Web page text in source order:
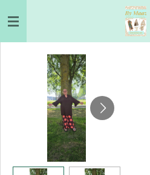
Ga
hoofdinhoud